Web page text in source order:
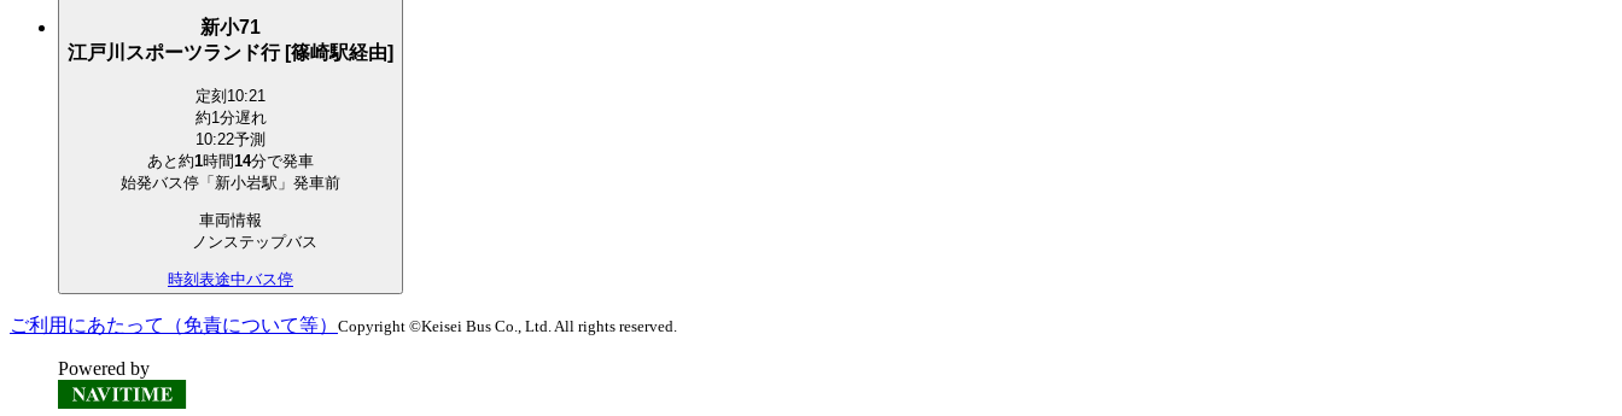
新小71
江戸川スポーツランド行 [篠崎駅経由]
定刻10:21
約1分遅れ
10:22予測
あと約1時間14分で発車
始発バス停「新小岩駅」発車前
車両情報
ノンステップバス
時刻表途中バス停
ご利用にあたって（免責について等） Copyright ©Keisei Bus Co., Ltd. All rights reserved.
Powered by